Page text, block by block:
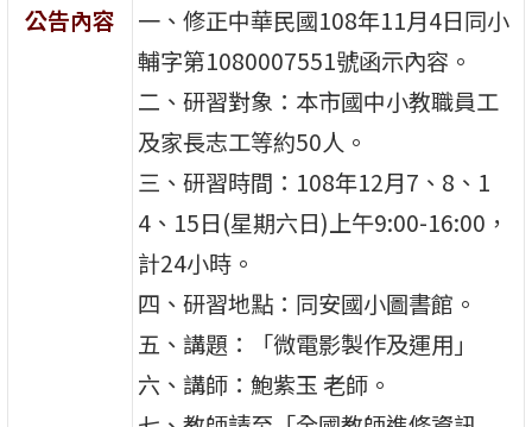
公告內容
一、修正中華民國108年11月4日同小
輔字第1080007551號函示內容。
二、研習對象：本市國中小教職員工
及家長志工等約50人。
三、研習時間：108年12月7、8、1
4、15日(星期六日)上午9:00-16:00，
計24小時。
四、研習地點：同安國小圖書館。
五、講題：「微電影製作及運用」
六、講師：鮑紫玉 老師。